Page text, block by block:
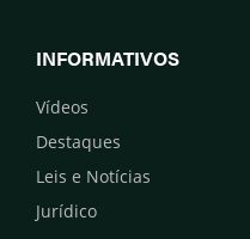
INFORMATIVOS
Vídeos
Destaques
Leis e Notícias
Jurídico